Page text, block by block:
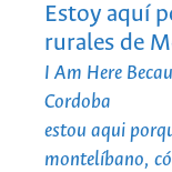
Estoy aquí
rurales de
I Am Here
Cordoba
estou aqui
montelíbano,